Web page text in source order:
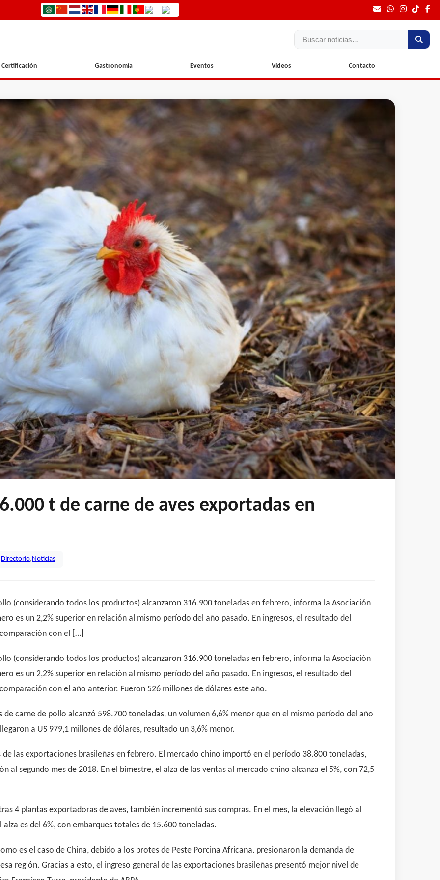
Buscar
Certificación Gastronomía Eventos Vídeos Contacto
t de carne de aves exportadas en
,Directorio,Noticias
(considerando todos los productos) alcanzaron 316.900 toneladas en febrero, informa la Asociación
es un 2,2% superior en relación al mismo período del año pasado. En ingresos, el resultado del
con el […]
(considerando todos los productos) alcanzaron 316.900 toneladas en febrero, informa la Asociación
es un 2,2% superior en relación al mismo período del año pasado. En ingresos, el resultado del
con el año anterior. Fueron 526 millones de dólares este año.
de carne de pollo alcanzó 598.700 toneladas, un volumen 6,6% menor que en el mismo período del año
a US 979,1 millones de dólares, resultado un 3,6% menor.
las exportaciones brasileñas en febrero. El mercado chino importó en el período 38.800 toneladas,
al segundo mes de 2018. En el bimestre, el alza de las ventas al mercado chino alcanza el 5%, con 72,5
4 plantas exportadoras de aves, también incrementó sus compras. En el mes, la elevación llegó al
es del 6%, con embarques totales de 15.600 toneladas.
es el caso de China, debido a los brotes de Peste Porcina Africana, presionaron la demanda de
región. Gracias a esto, el ingreso general de las exportaciones brasileñas presentó mejor nivel de